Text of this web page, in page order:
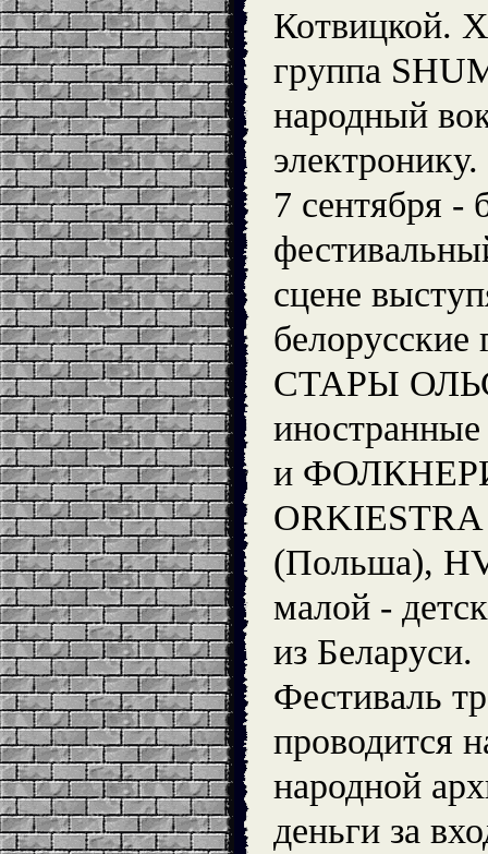
Котвицкой.
группа
народный
электронику.
7 сентября -
сцене
СТАРЫ
и
(Польша),
малой -
из Беларуси.
Фестиваль
проводится
народной
деньги за